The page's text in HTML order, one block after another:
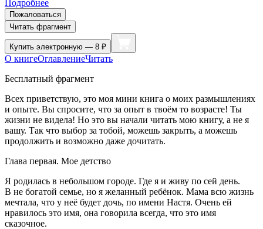
Подробнее
Пожаловаться
Читать фрагмент
Купить электронную — 8 ₽
О книгеОглавлениеЧитать
Бесплатный фрагмент
Всех приветствую, это моя мини книга о моих размышлениях
и опыте. Вы спросите, что за опыт в твоём то возрасте! Ты
жизни не видела! Но это вы начали читать мою книгу, а не я
вашу. Так что выбор за тобой, можешь закрыть, а можешь
продолжить и возможно даже дочитать.
Глава первая. Мое детство
Я родилась в небольшом городе. Где я и живу по сей день.
В не богатой семье, но я желанный ребёнок. Мама всю жизнь
мечтала, что у неё будет дочь, по имени Настя. Очень ей
нравилось это имя, она говорила всегда, что это имя
сказочное.